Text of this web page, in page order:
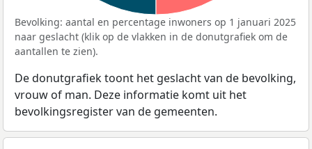
Bevolking: aantal en percentage inwoners op 1 januari 2025
naar geslacht (klik op de vlakken in de donutgrafiek om de
aantallen te zien).
De donutgrafiek toont het geslacht van de bevolking,
vrouw of man. Deze informatie komt uit het
bevolkingsregister van de gemeenten.